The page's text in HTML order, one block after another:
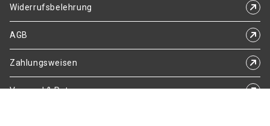
Widerrufsbelehrung
AGB
Zahlungsweisen
Versand & Retoure